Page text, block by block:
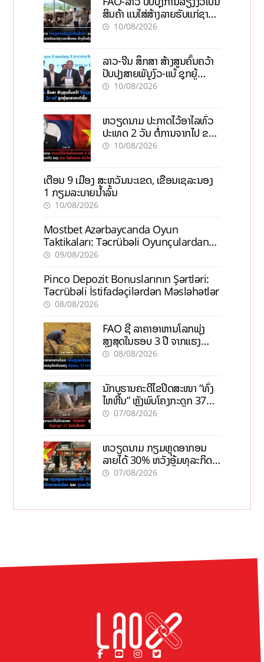
ສິນຄ້າ ແນໃສ່ສ້າງລາຍຮັບແກ່ຊາວ
ກະສິກອນຢ່າງຍືນຍົງ
10/08/2026
ລາວ-ຈີນ ສຶກສາ ສ້າງສູນຄົ້ນຄວ້າ
ປັບປຸງສາຍພັນງົວ-ແບ້ ຊຸກຍູ້
ອຸດສາຫະກຳຊີ້ນ
10/08/2026
ຫວຽດນາມ ປະກາດໄວ້ອາໄລທົ່ວ
ປະເທດ 2 ວັນ ຕໍ່ການຈາກໄປ ຂອງ
ທ່ານ ໄຊສົມພອນ ພົມວິຫານ
10/08/2026
ເຕືອນ 9 ເມືອງ ສະຫວັນນະເຂດ, ເຂື່ອນເຊລະນອງ
1 ກຽມລະບາຍນ້ຳລົ້ນ
10/08/2026
Mostbet Azərbaycanda Oyun
Taktikaları: Təcrübəli Oyunçulardan
İpuçları
09/08/2026
Pinco Depozit Bonuslarının Şərtləri:
Təcrübəli İstifadəçilərdən Məsləhətlər
08/08/2026
FAO ຊີ້ ລາຄາອາຫານໂລກພຸ່ງ
ສູງສຸດໃນຮອບ 3 ປີ ຈາກແຮງ
ກົດດັນຂອງສົງຄາມ, El nino
08/08/2026
ນັກບູຮານຄະດີໄຂປິດສະໜາ “ທົ່ງ
ໄຫຫີນ” ຫຼັງພົບໂຄງກະດູກ 37
ຄົນໃນຫີນຍັກ
07/08/2026
ຫວຽດນາມ ກຽມຫຼຸດອາກອນ
ລາຍໄດ້ 30% ຫວັງອູ້ມທຸລະກິດ
ຂະໜາດນ້ອຍ ແລະ ຈຸນລະ
07/08/2026